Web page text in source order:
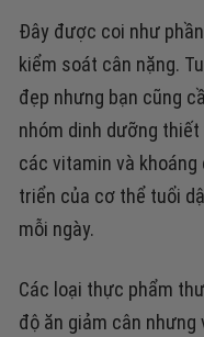
Đây được coi như
kiểm soát cân nặng.
đẹp nhưng bạn cũng
nhóm dinh dưỡng
các vitamin và
triển của cơ thể tuổi
mỗi ngày.
Các loại thực phẩm
độ ăn giảm cân